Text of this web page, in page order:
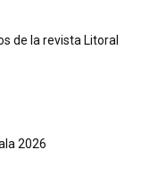
de la revista Litoral
2026